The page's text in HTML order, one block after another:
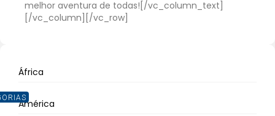
melhor aventura de todas! [/vc_column_text]
[/vc_column][/vc_row]
África
América